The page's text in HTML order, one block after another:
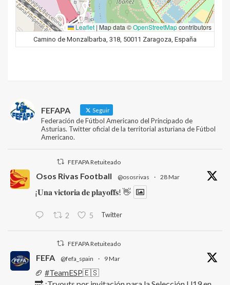
Leaflet | Map data ©OpenStreetMapcontributors
Camino de Monzalbarba, 318, 50011 Zaragoza, España
FEFAPA Seguir
Federación de Fútbol Americano del Principado de
Asturias. Twitter oficial de la territorial asturiana de Fútbol
Americano.
FEFAPA Retuiteado
Osos Rivas Football @ososrivas · 28 Mar
¡𝐔𝐧𝐚 𝐯𝐢𝐜𝐭𝐨𝐫𝐢𝐚 𝐝𝐞 𝐩𝐥𝐚𝐲𝐨𝐟𝐟𝐬! 👋
2 5 Twitter
FEFAPA Retuiteado
FEFA @fefa_spain · 9 Mar
🏈 #TeamESP🇪🇸